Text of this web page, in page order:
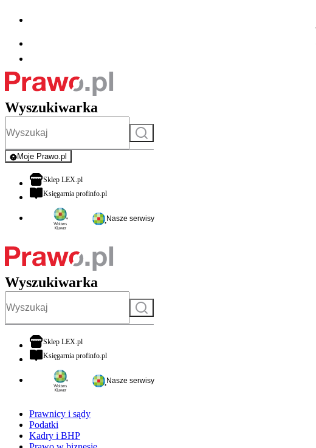
Wyszukiwarka
Szukaj
Moje Prawo.pl
- rejestracja i logowanie do serwisu
Sklep LEX.plotwiera się w nowej karcie
Księgarnia profinfo.plotwiera się w nowej karcie
Nasze serwisy
Wyszukiwarka
Szukaj
Sklep LEX.plotwiera się w nowej karcie
Księgarnia profinfo.plotwiera się w nowej karcie
Nasze serwisy
Prawnicy i sądy
Podatki
Kadry i BHP